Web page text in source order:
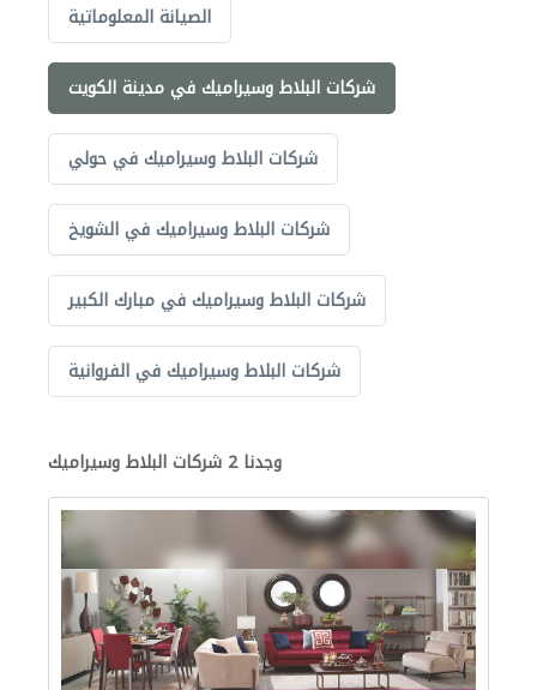
الصيانة المعلوماتية
شركات البلاط وسيراميك في مدينة الكويت
شركات البلاط وسيراميك في حولي
شركات البلاط وسيراميك في الشويخ
شركات البلاط وسيراميك في مبارك الكبير
شركات البلاط وسيراميك في الفروانية
وجدنا 2 شركات البلاط وسيراميك